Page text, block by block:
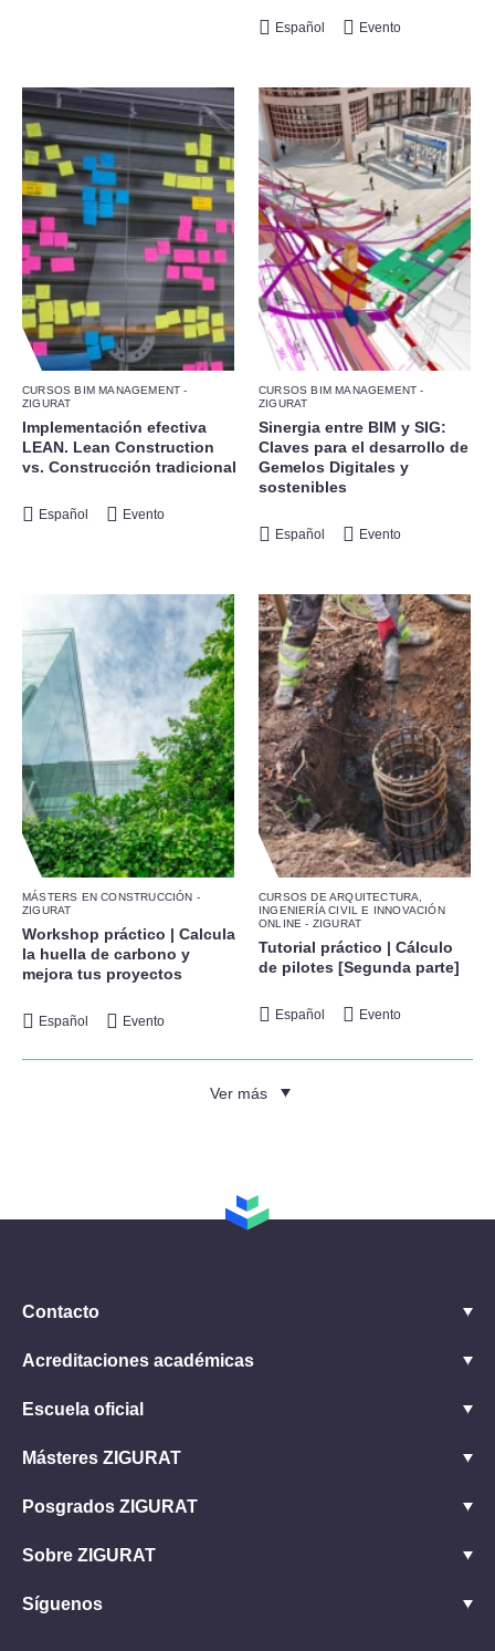
Español Evento
CURSOS BIM MANAGEMENT -
ZIGURAT
Implementación efectiva
LEAN. Lean Construction
vs. Construcción tradicional
Español Evento
CURSOS BIM MANAGEMENT -
ZIGURAT
Sinergia entre BIM y SIG:
Claves para el desarrollo de
Gemelos Digitales y
sostenibles
Español Evento
MÁSTERS EN CONSTRUCCIÓN -
ZIGURAT
Workshop práctico | Calcula
la huella de carbono y
mejora tus proyectos
Español Evento
CURSOS DE ARQUITECTURA,
INGENIERÍA CIVIL E INNOVACIÓN
ONLINE - ZIGURAT
Tutorial práctico | Cálculo
de pilotes [Segunda parte]
Español Evento
Ver más
Contacto
Acreditaciones académicas
Escuela oficial
Másteres ZIGURAT
Posgrados ZIGURAT
Sobre ZIGURAT
Síguenos